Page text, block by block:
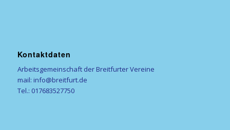
Kontaktdaten
Arbeitsgemeinschaft der Breitfurter Vereine
mail: info@breitfurt.de
Tel.: 017683527750